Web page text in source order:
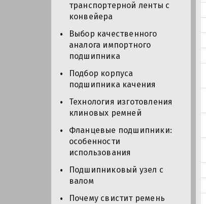
транспортерной ленты с
конвейера
Выбор качественного
аналога импортного
подшипника
Подбор корпуса
подшипника качения
Технология изготовления
клиновых ремней
Фланцевые подшипники:
особенности
использования
Подшипниковый узел с
валом
Почему свистит ремень